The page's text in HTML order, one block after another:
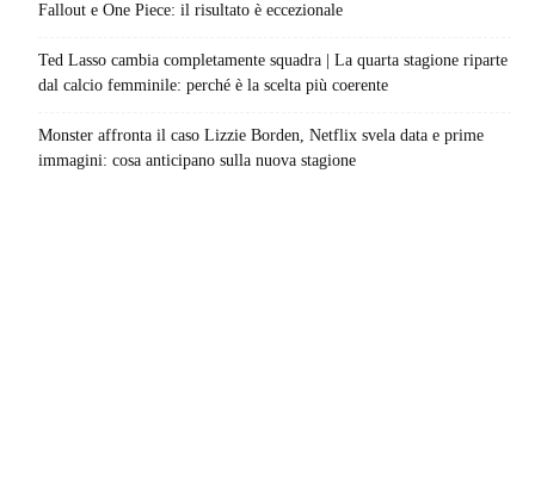
Fallout e One Piece: il risultato è eccezionale
Ted Lasso cambia completamente squadra | La quarta stagione riparte
dal calcio femminile: perché è la scelta più coerente
Monster affronta il caso Lizzie Borden, Netflix svela data e prime
immagini: cosa anticipano sulla nuova stagione